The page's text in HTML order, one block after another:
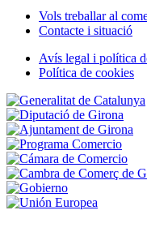
Footer
Navigation
Vols treballar al
Contacte i situació
Peu
Avís legal i política
Política de cookies